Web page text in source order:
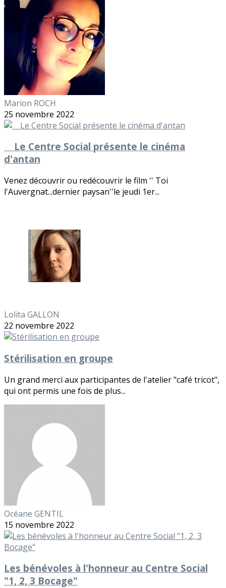
Marion ROCH
25 novembre 2022
Le Centre Social présente le cinéma
d'antan
Venez découvrir ou redécouvrir le film '' Toi
l'Auvergnat...dernier paysan''le jeudi 1er...
Lolita GALLON
22 novembre 2022
Stérilisation en groupe
Un grand merci aux participantes de l'atelier "café tricot",
qui ont permis une fois de plus...
Océane GENTIL
15 novembre 2022
Les bénévoles à l'honneur au Centre Social
"1, 2, 3 Bocage"